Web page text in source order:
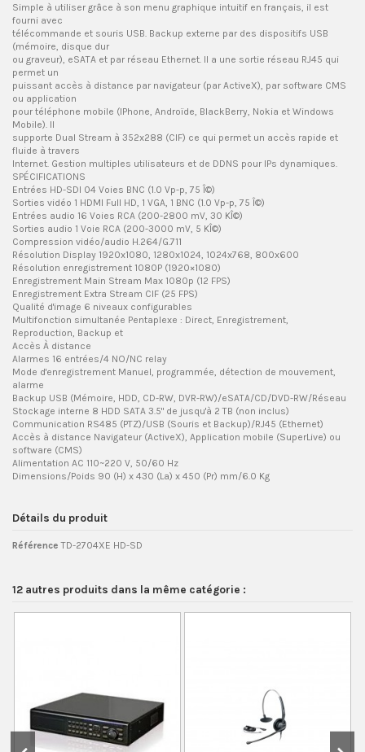
Simple à utiliser grâce à son menu graphique intuitif en français, il est
fourni avec
télécommande et souris USB. Backup externe par des dispositifs USB
(mémoire, disque dur
ou graveur), eSATA et par réseau Ethernet. Il a une sortie réseau RJ45 qui
permet un
puissant accès à distance par navigateur (par ActiveX), par software CMS
ou application
pour téléphone mobile (IPhone, Androïde, BlackBerry, Nokia et Windows
Mobile). Il
supporte Dual Stream à 352x288 (CIF) ce qui permet un accès rapide et
fluide à travers
Internet. Gestion multiples utilisateurs et de DDNS pour IPs dynamiques.
SPÉCIFICATIONS
Entrées HD-SDI 04 Voies BNC (1.0 Vp-p, 75 Î©)
Sorties vidéo 1 HDMI Full HD, 1 VGA, 1 BNC (1.0 Vp-p, 75 Î©)
Entrées audio 16 Voies RCA (200-2800 mV, 30 KÎ©)
Sorties audio 1 Voie RCA (200-3000 mV, 5 KÎ©)
Compression vidéo/audio H.264/G.711
Résolution Display 1920x1080, 1280x1024, 1024x768, 800x600
Résolution enregistrement 1080P (1920×1080)
Enregistrement Main Stream Max 1080p (12 FPS)
Enregistrement Extra Stream CIF (25 FPS)
Qualité d'image 6 niveaux configurables
Multifonction simultanée Pentaplexe : Direct, Enregistrement,
Reproduction, Backup et
Accès À distance
Alarmes 16 entrées/4 NO/NC relay
Mode d'enregistrement Manuel, programmée, détection de mouvement,
alarme
Backup USB (Mémoire, HDD, CD-RW, DVR-RW)/eSATA/CD/DVD-RW/Réseau
Stockage interne 8 HDD SATA 3.5" de jusqu'à 2 TB (non inclus)
Communication RS485 (PTZ)/USB (Souris et Backup)/RJ45 (Ethernet)
Accès à distance Navigateur (ActiveX), Application mobile (SuperLive) ou
software (CMS)
Alimentation AC 110~220 V, 50/60 Hz
Dimensions/Poids 90 (H) x 430 (La) x 450 (Pr) mm/6.0 Kg
Détails du produit
Référence TD-2704XE HD-SD
12 autres produits dans la même catégorie :